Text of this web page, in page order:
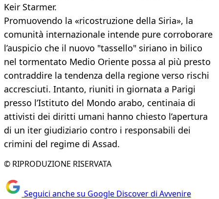
Keir Starmer.
Promuovendo la «ricostruzione della Siria», la
comunità internazionale intende pure corroborare
l’auspicio che il nuovo "tassello" siriano in bilico
nel tormentato Medio Oriente possa al più presto
contraddire la tendenza della regione verso rischi
accresciuti. Intanto, riuniti in giornata a Parigi
presso l’Istituto del Mondo arabo, centinaia di
attivisti dei diritti umani hanno chiesto l’apertura
di un iter giudiziario contro i responsabili dei
crimini del regime di Assad.
© RIPRODUZIONE RISERVATA
Seguici anche su Google Discover di Avvenire